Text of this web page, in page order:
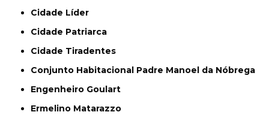
Cidade Líder
Cidade Patriarca
Cidade Tiradentes
Conjunto Habitacional Padre Manoel da Nóbrega
Engenheiro Goulart
Ermelino Matarazzo